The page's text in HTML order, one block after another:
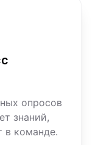
опросов
знаний,
в команде.